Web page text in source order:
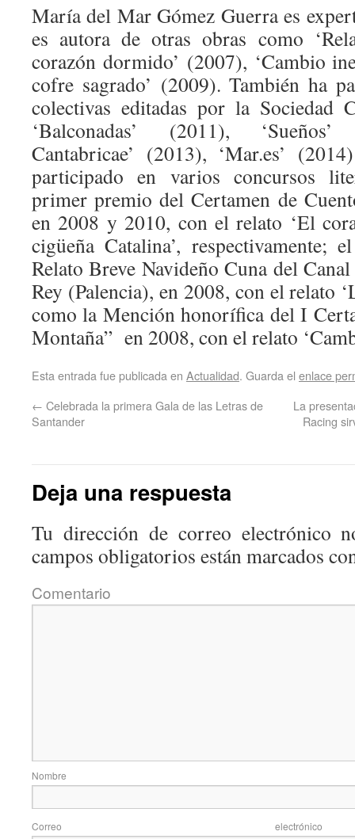
María del Mar Gómez Guerra es
es autora de otras obras como
corazón dormido’ (2007), ‘Cambio
cofre sagrado’ (2009). También ha
colectivas editadas por la Sociedad
‘Balconadas’ (2011),
Cantabricae’ (2013), ‘Mar.es’
participado en varios concursos
primer premio del Certamen de
en 2008 y 2010, con el relato ‘El
cigüeña Catalina’,
Relato Breve Navideño Cuna del
Rey (Palencia), en 2008, con el relato
como la Mención honorífica del I
Montaña” en 2008, con el relato
Esta entrada fue publicada en Actualidad. Guarda el enlace
← Celebrada la primera Gala de las Letras de
Santander
La
Racing
Deja una respuesta
Tu dirección de correo electrónico
campos obligatorios están marcados
Correo